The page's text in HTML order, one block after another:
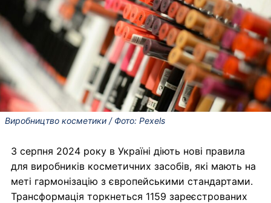
Виробництво косметики / Фото: Pexels
З серпня 2024 року в Україні діють нові правила
для виробників косметичних засобів, які мають на
меті гармонізацію з європейськими стандартами.
Трансформація торкнеться 1159 зареєстрованих